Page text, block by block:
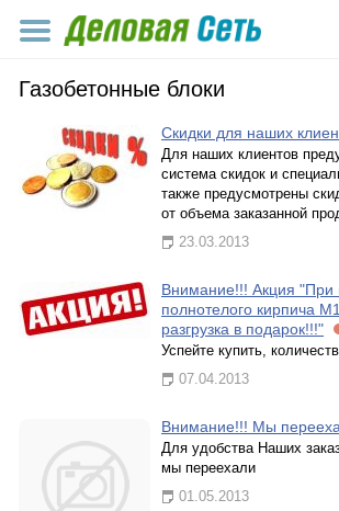
Газобетонные блоки
Скидки для наших
Для наших клиентов
система скидок и
также предусмотрены
от объема заказанной
23.03.2013
Внимание!!! Акция "При
полнотелого кирпича
разгрузка в подарок!!!"
Успейте купить,
07.04.2013
Внимание!!! Мы
Для удобства Наших
мы переехали
01.05.2013